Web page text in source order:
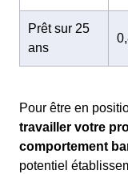
Prêt sur 25
ans
Pour être en
travailler votre
comportement
potentiel